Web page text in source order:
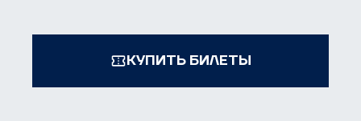
КУПИТЬ БИЛЕТЫ